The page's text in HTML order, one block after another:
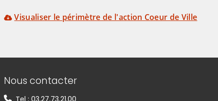
Visualiser le périmètre de l'action Coeur de Ville
Informations de contact
Nous contacter